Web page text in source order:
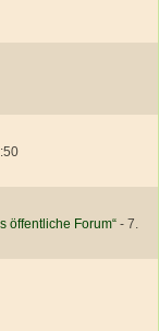
öffentliche Forum“ - 7.